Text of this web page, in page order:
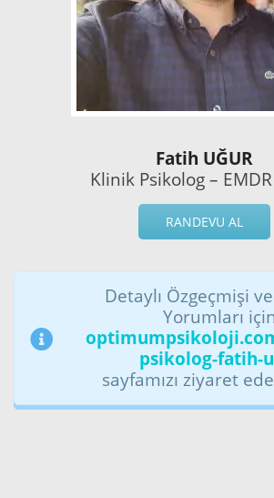
Fatih UĞUR
Klinik Psikolog –
RANDEVU AL
Detaylı Özgeçmişi
Yorumları
psikolog-fatih-
sayfamızı ziyaret